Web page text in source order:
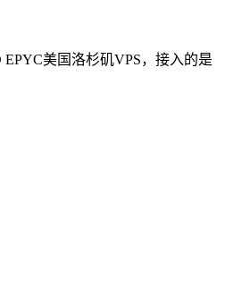
美国洛杉矶VPS，接入的是